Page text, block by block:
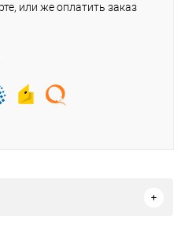
или же оплатить заказ